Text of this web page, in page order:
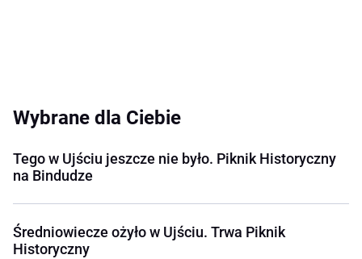
Wybrane dla Ciebie
Tego w Ujściu jeszcze nie było. Piknik Historyczny
na Bindudze
Średniowiecze ożyło w Ujściu. Trwa Piknik
Historyczny